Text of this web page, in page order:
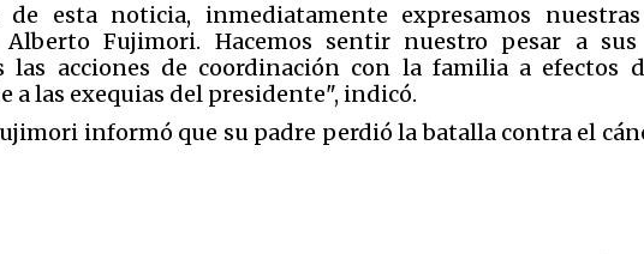
de esta noticia, inmediatamente expresamos
Alberto Fujimori. Hacemos sentir nuestro pesar a
las acciones de coordinación con la familia a
a las exequias del presidente", indicó.
informó que su padre perdió la batalla contra el